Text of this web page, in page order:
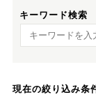
キーワード検索
キーワード検
現在の絞り込み条